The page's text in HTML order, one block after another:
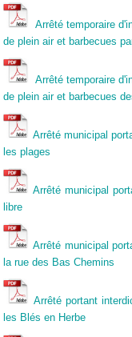
Arrêté temporaire
de plein air et barbecues
Arrêté temporaire
de plein air et barbecues
Arrêté municipal
les plages
Arrêté municipal
libre
Arrêté municipal
la rue des Bas Chemins
Arrêté portant
les Blés en Herbe